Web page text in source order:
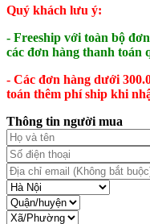
Quý khách lưu ý:
- Freeship với toàn bộ
các đơn hàng thanh toán
- Các đơn hàng dưới
toán thêm phí ship khi
Thông tin người mua